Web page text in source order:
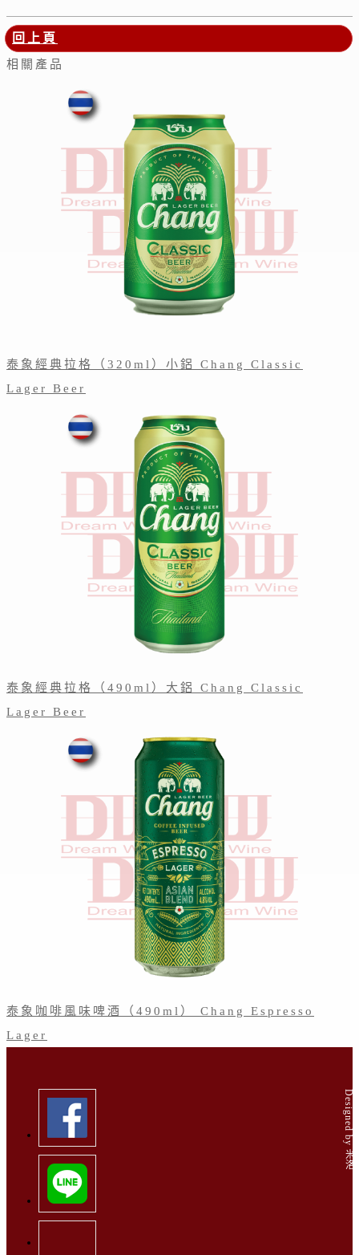
回上頁
相關產品
泰象經典拉格（320ml）小鋁 Chang Classic
Lager Beer
泰象經典拉格（490ml）大鋁 Chang Classic
Lager Beer
泰象咖啡風味啤酒（490ml） Chang Espresso
Lager
Designed by 米洛